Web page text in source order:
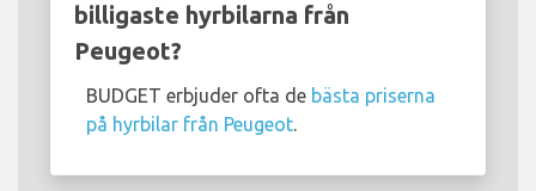
billigaste hyrbilarna från
Peugeot?
BUDGET erbjuder ofta de bästa priserna
på hyrbilar från Peugeot.